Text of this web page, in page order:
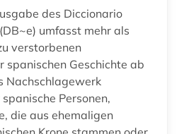
revolution 1848 (1)
(1)
des Diccionario
umfasst mehr als
verstorbenen
spanischen Geschichte ab
Nachschlagewerk
Personen,
die aus ehemaligen